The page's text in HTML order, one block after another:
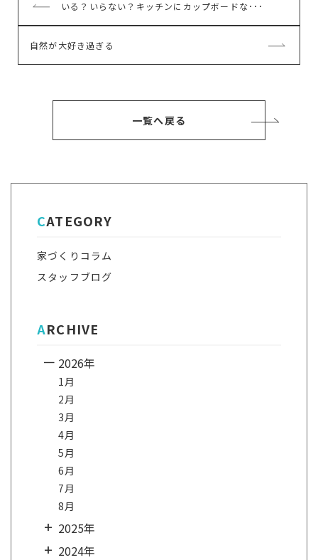
前
事
いる？いらない？キッチンにカップボードな･･･
次
自然が大好き過ぎる
一覧へ戻る
CATEGORY
家づくりコラム
スタッフブログ
ARCHIVE
2026年
1月
2月
3月
4月
5月
6月
7月
8月
2025年
2024年